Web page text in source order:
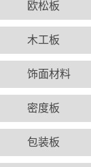
欧松板
木工板
饰面材料
密度板
包装板